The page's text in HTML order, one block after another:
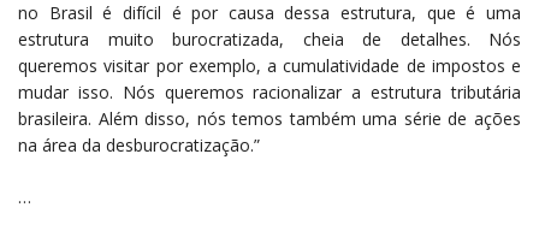
no Brasil é difícil é por causa dessa estrutura, que é uma
estrutura muito burocratizada, cheia de detalhes. Nós
queremos visitar por exemplo, a cumulatividade de impostos e
mudar isso. Nós queremos racionalizar a estrutura tributária
brasileira. Além disso, nós temos também uma série de ações
na área da desburocratização.”
…